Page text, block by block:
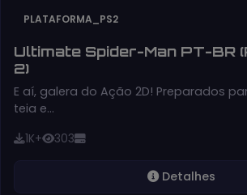
PLATAFORMA_PS2
Ultimate Spider-Man PT-BR
2)
E aí, galera do Ação 2D! Preparados
teia e…
1K+ 303
Detalhes